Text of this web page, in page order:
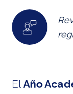
ElAño